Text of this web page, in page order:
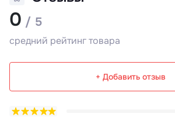
0 / 5
средний рейтинг товара
+ Добавить отзыв